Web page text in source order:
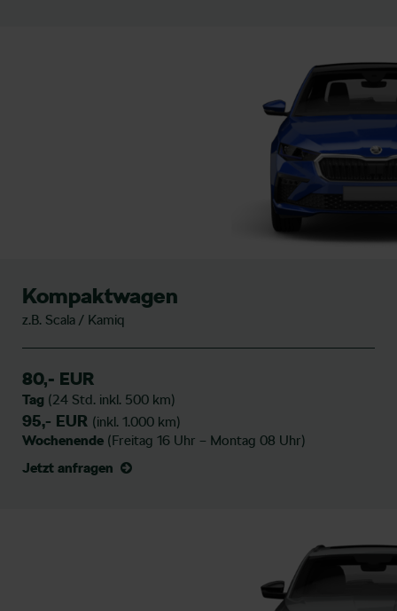
Kompaktwagen
z.B. Scala / Kamiq
80,- EUR
Tag (24 Std. inkl. 500 km)
95,- EUR (inkl. 1.000 km)
Wochenende (Freitag 16 Uhr – Montag 08 Uhr)
Jetzt anfragen